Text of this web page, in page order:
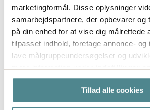
marketingformål. Disse oplysninger
samarbejdspartnere, der opbevarer og
på din enhed for at vise dig målrettede
tilpasset indhold, foretage annonce- og
lave målgruppeundersøgelser og
mere information underindstillinger
persondatapolitik. Du kan altid trække
tilbage eller ændre indstillinger fra vores
"Cookiedeklaration", eller ved at
Tillad alle cookies